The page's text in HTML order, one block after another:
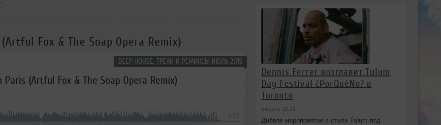
Fox & The Soap Opera Remix)
DEEP HOUSE, ТРЕКИ И РЕМИКСЫ ИЮЛЬ 2019
(Artful Fox & The Soap Opera Remix)
-4:29
Dennis Ferrer возглавит Tulum
Day Festival ¿PorQuéNo? в
Toronto
вчера в 18:24
Днёвое мероприятие в стиле Tulum под